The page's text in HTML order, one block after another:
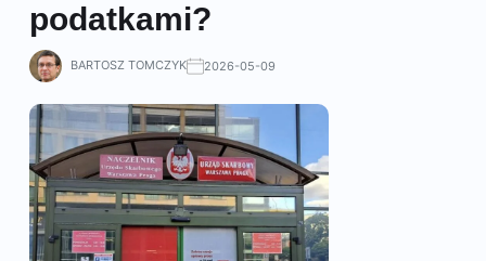
podatkami?
BARTOSZ TOMCZYK 2026-05-09